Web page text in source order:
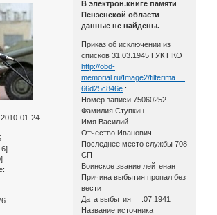
2010-01-24
6]
В электрон.книге памяти
Пензенской области
данные не найдены.
Приказ об исключении из
списков 31.03.1945 ГУК НКО
http://obd-
memorial.ru/Image2/filterima …
66d25c846e :
Номер записи 75060252
Фамилия Ступкин
Имя Василий
Отчество Иванович
Последнее место службы 708
СП
Воинское звание лейтенант
Причина выбытия пропал без
вести
Дата выбытия __.07.1941
Название источника